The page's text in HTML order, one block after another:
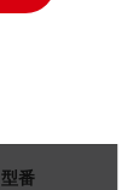
型番